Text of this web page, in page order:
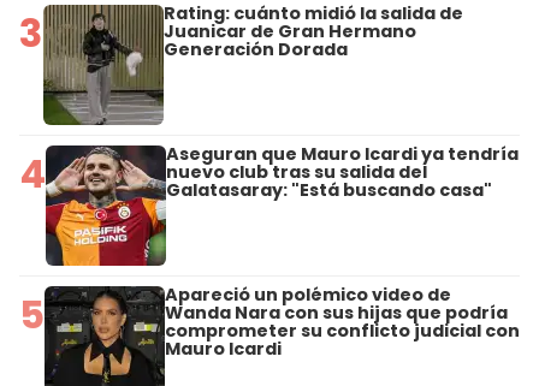
3 Rating: cuánto midió la salida de
Juanicar de Gran Hermano
Generación Dorada
4 Aseguran que Mauro Icardi ya tendría
nuevo club tras su salida del
Galatasaray: "Está buscando casa"
5 Apareció un polémico video de
Wanda Nara con sus hijas que podría
comprometer su conflicto judicial con
Mauro Icardi